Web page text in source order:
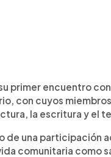
primer encuentro
con cuyos
la escritura y el
de una participación
comunitaria como